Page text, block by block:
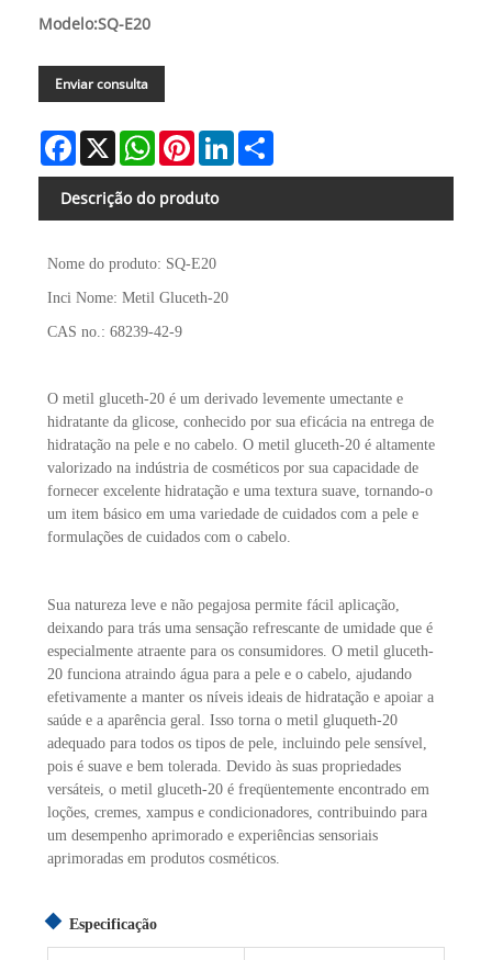
Modelo:SQ-E20
Enviar consulta
Facebook
X WhatsAppPinterestLinkedIn
Descrição do produto
Nome do produto: SQ-E20
Inci Nome: Metil Gluceth-20
CAS no.: 68239-42-9
O metil gluceth-20 é um derivado levemente umectante e
hidratante da glicose, conhecido por sua eficácia na entrega de
hidratação na pele e no cabelo. O metil gluceth-20 é altamente
valorizado na indústria de cosméticos por sua capacidade de
fornecer excelente hidratação e uma textura suave, tornando-o
um item básico em uma variedade de cuidados com a pele e
formulações de cuidados com o cabelo.
Sua natureza leve e não pegajosa permite fácil aplicação,
deixando para trás uma sensação refrescante de umidade que é
especialmente atraente para os consumidores. O metil gluceth-
20 funciona atraindo água para a pele e o cabelo, ajudando
efetivamente a manter os níveis ideais de hidratação e apoiar a
saúde e a aparência geral. Isso torna o metil gluqueth-20
adequado para todos os tipos de pele, incluindo pele sensível,
pois é suave e bem tolerada. Devido às suas propriedades
versáteis, o metil gluceth-20 é freqüentemente encontrado em
loções, cremes, xampus e condicionadores, contribuindo para
um desempenho aprimorado e experiências sensoriais
aprimoradas em produtos cosméticos.
Especificação